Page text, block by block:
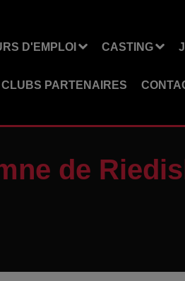
D'EMPLOI CASTING
CLUBS PARTENAIRES
de